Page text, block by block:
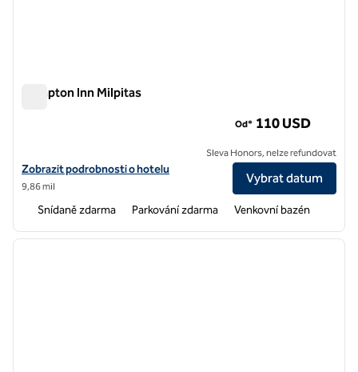
Hampton Inn Milpitas
Zobrazit podrobnosti o hotelu Hampton Inn Milpitas
Zobrazit podrobnosti o hotelu
9,86 mil
Od* 110 USD
Sleva Honors, nelze refundovat
Vybrat datum
Snídaně zdarma Parkování zdarma Venkovní bazén
1 z 12
další